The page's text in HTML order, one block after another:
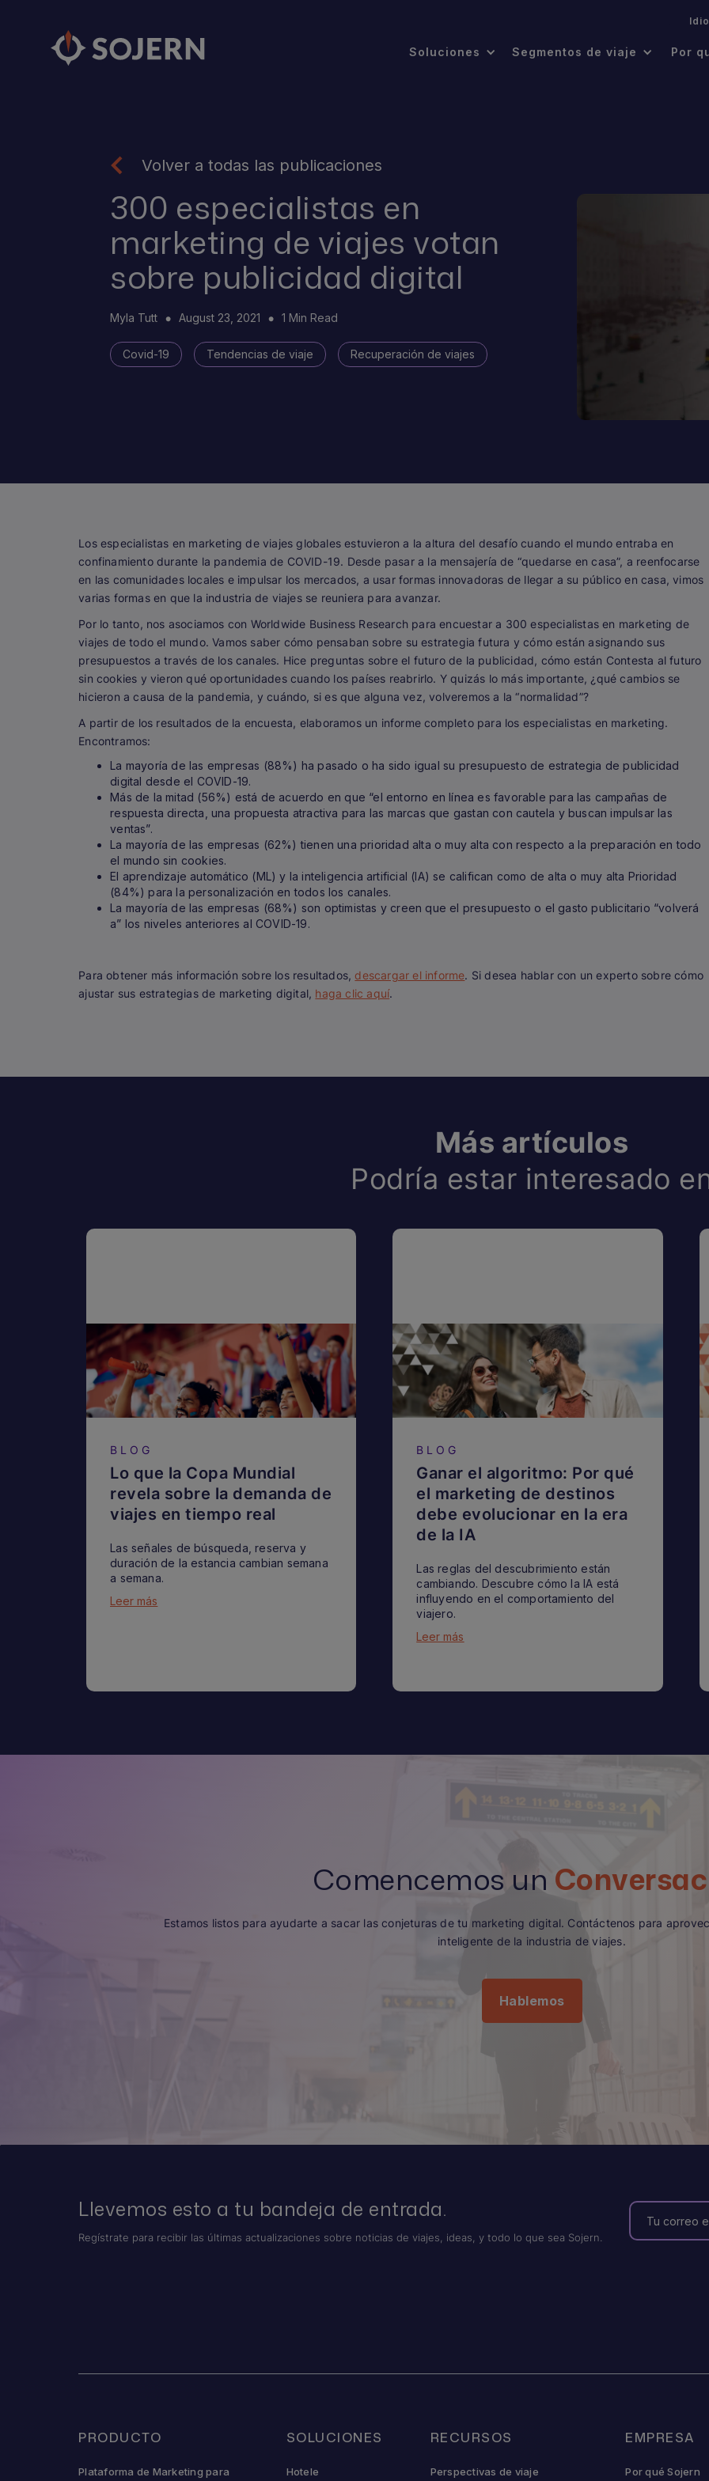
Soluciones Segmentos de viaje Por
Volver a todas las publicaciones
300 especialistas en
marketing de viajes votan
sobre publicidad digital
Myla Tutt August 23, 2021 1 Min Read
Covid-19 Tendencias de viaje Recuperación de viajes
Los especialistas en marketing de viajes globales estuvieron a la altura del desafío cuando el mundo entraba en
confinamiento durante la pandemia de COVID-19. Desde pasar a la mensajería de “quedarse en casa”, a reenfocarse
en las comunidades locales e impulsar los mercados, a usar formas innovadoras de llegar a su público en casa, vimos
varias formas en que la industria de viajes se reuniera para avanzar.
Por lo tanto, nos asociamos con Worldwide Business Research para encuestar a 300 especialistas en marketing de
viajes de todo el mundo. Vamos saber cómo pensaban sobre su estrategia futura y cómo están asignando sus
presupuestos a través de los canales. Hice preguntas sobre el futuro de la publicidad, cómo están Contesta al futuro
sin cookies y vieron qué oportunidades cuando los países reabrirlo. Y quizás lo más importante, ¿qué cambios se
hicieron a causa de la pandemia, y cuándo, si es que alguna vez, volveremos a la “normalidad”?
A partir de los resultados de la encuesta, elaboramos un informe completo para los especialistas en marketing.
Encontramos:
La mayoría de las empresas (88%) ha pasado o ha sido igual su presupuesto de estrategia de publicidad
digital desde el COVID-19.
Más de la mitad (56%) está de acuerdo en que “el entorno en línea es favorable para las campañas de
respuesta directa, una propuesta atractiva para las marcas que gastan con cautela y buscan impulsar las
ventas”.
La mayoría de las empresas (62%) tienen una prioridad alta o muy alta con respecto a la preparación en todo
el mundo sin cookies.
El aprendizaje automático (ML) y la inteligencia artificial (IA) se califican como de alta o muy alta Prioridad
(84%) para la personalización en todos los canales.
La mayoría de las empresas (68%) son optimistas y creen que el presupuesto o el gasto publicitario “volverá
a” los niveles anteriores al COVID-19.
Para obtener más información sobre los resultados,descargar el informe. Si desea hablar con un experto sobre cómo
ajustar sus estrategias de marketing digital, haga clic aquí.
Más artículos
Podría estar interesado
BLOG
Lo que la Copa Mundial
revela sobre la demanda de
viajes en tiempo real
Las señales de búsqueda, reserva y
duración de la estancia cambian semana
a semana.
Leer más
BLOG
Ganar el algoritmo: Por qué
el marketing de destinos
debe evolucionar en la era
de la IA
Las reglas del descubrimiento están
cambiando. Descubre cómo la IA está
influyendo en el comportamiento del
viajero.
Leer más
Comencemos un
Estamos listos para ayudarte a sacar las conjeturas de tu marketing digital. Contáctenos para
inteligente de la industria de viajes.
Hablemos
Llevemos esto a tu bandeja de entrada.
Regístrate para recibir las últimas actualizaciones sobre noticias de viajes, ideas, y todo lo que sea Sojern.
PRODUCTO
Plataforma de Marketing para
SOLUCIONES
Hotele
RECURSOS
Perspectivas de viaje
EMPRESA
Por qué Sojern